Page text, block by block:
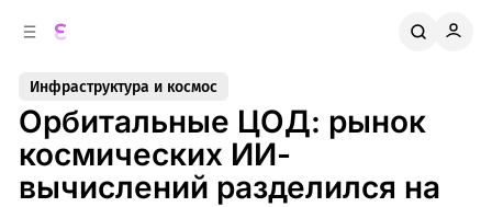
Инфраструктура и космос
Орбитальные ЦОД: рынок
космических ИИ-
вычислений разделился на